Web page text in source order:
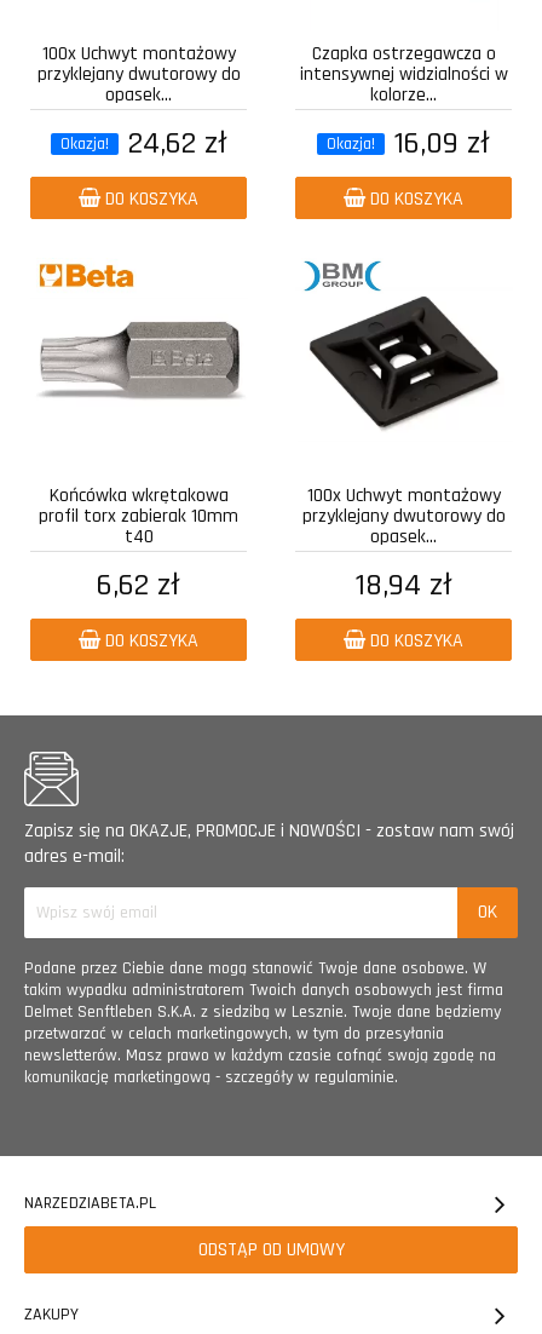
100x Uchwyt montażowy
przyklejany dwutorowy do
opasek...
Okazja! 24,62 zł
DO KOSZYKA
Czapka ostrzegawcza o
intensywnej widzialności w
kolorze...
Okazja! 16,09 zł
DO KOSZYKA
Końcówka wkrętakowa
profil torx zabierak 10mm
t40
6,62 zł
DO KOSZYKA
100x Uchwyt montażowy
przyklejany dwutorowy do
opasek...
18,94 zł
DO KOSZYKA
Zapisz się na OKAZJE, PROMOCJE i NOWOŚCI - zostaw nam swój
adres e-mail:
Podane przez Ciebie dane mogą stanowić Twoje dane osobowe. W
takim wypadku administratorem Twoich danych osobowych jest firma
Delmet Senftleben S.K.A. z siedzibą w Lesznie. Twoje dane będziemy
przetwarzać w celach marketingowych, w tym do przesyłania
newsletterów. Masz prawo w każdym czasie cofnąć swoją zgodę na
komunikację marketingową - szczegóły w regulaminie.
NARZEDZIABETA.PL
ODSTĄP OD UMOWY
ZAKUPY